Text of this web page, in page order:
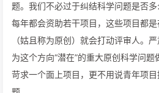
题。我们不必过于纠结科学问题是否多
每年都会资助若干项目，这些项目都
（姑且称为原创）就会打动评审人。
为这个方向“潜在”的重大原创科学问
苛求一个面上项目，更不用说青年项